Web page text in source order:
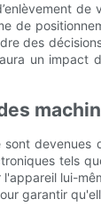
de
des
un
tels
lui-
garantir